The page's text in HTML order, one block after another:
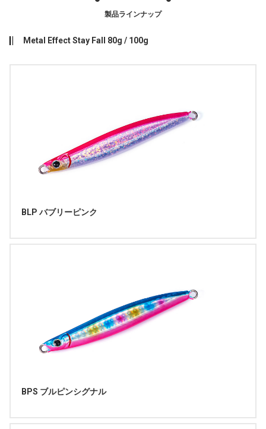
製品ラインナップ
Metal Effect Stay Fall 80g / 100g
BLP バブリーピンク
BPS ブルピンシグナル